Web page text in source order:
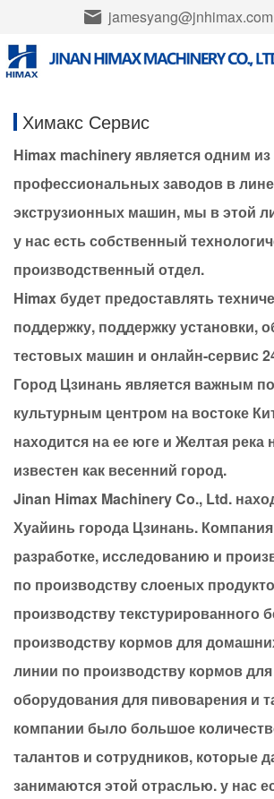
jamesyang@jnhimax.com
Химакс Сервис
Himax machinery является одним
профессиональных заводов в
экструзионных машин, мы в этой
у нас есть собственный
производственный отдел.
Himax будет предоставлять
поддержку, поддержку установки,
тестовых машин и онлайн-сервис
Город Цзинань является важным
культурным центром на востоке
находится на ее юге и Желтая река
известен как весенний город.
Jinan Himax Machinery Co., Ltd.
Хуайинь города Цзинань.
разработке, исследованию и
по производству слоеных
производству текстурированного
производству кормов для
линии по производству кормов
оборудования для пивоварения и
компании было большое
талантов и сотрудников, которые
занимаются этой отраслью. у нас